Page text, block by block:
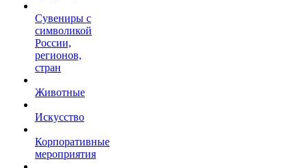
Сувениры с
символикой
России,
регионов,
стран
Животные
Искусство
Корпоративные
мероприятия